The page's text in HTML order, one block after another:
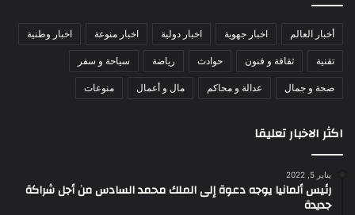
أخبار العالم اخبار جهوية اخبار دولية اخبار منوعة اخبار وطنية
تقنية ثقافة و فنون حوادث رياضة سياحة و سفر
صحة و جمال عدالة و محاكم مال و أعمال منوعات
اكثر الاخبار تعليقا
يناير 5, 2022
رئيس ألمانيا يوجه دعوة إلى الملك محمد السادس من أجل شراكة
جديدة